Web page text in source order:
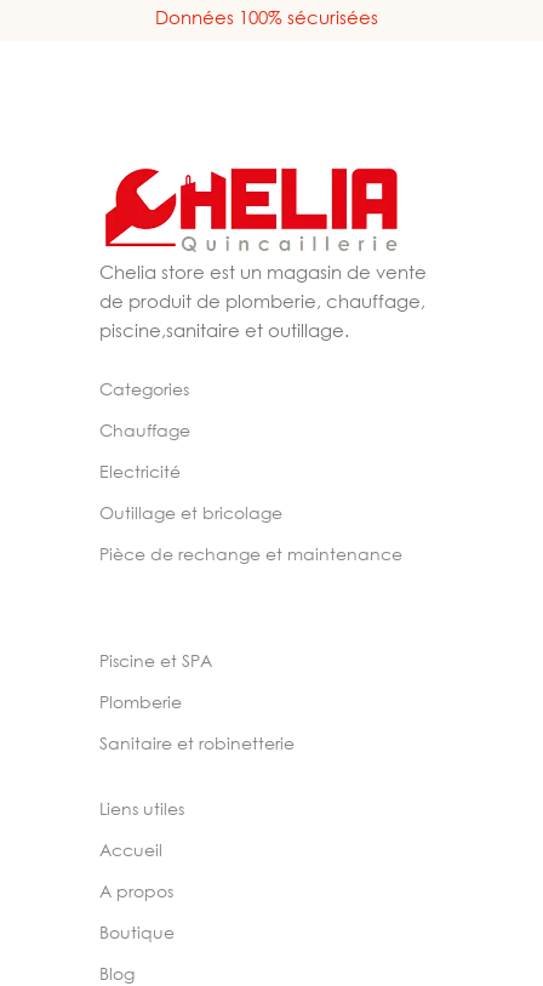
Données 100% sécurisées
Chelia store est un magasin de vente
de produit de plomberie, chauffage,
piscine,sanitaire et outillage.
Categories
Chauffage
Electricité
Outillage et bricolage
Pièce de rechange et maintenance
Piscine et SPA
Plomberie
Sanitaire et robinetterie
Liens utiles
Accueil
A propos
Boutique
Blog